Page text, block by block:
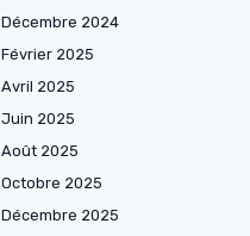
Décembre 2024
Février 2025
Avril 2025
Juin 2025
Août 2025
Octobre 2025
Décembre 2025